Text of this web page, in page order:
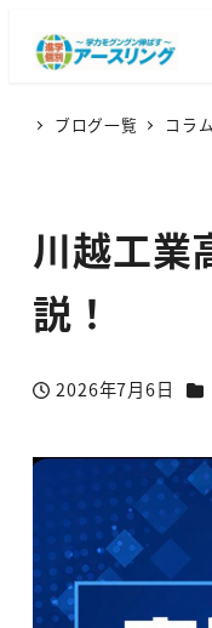
ブログ一覧 コラム
川越工業
説！
投稿日
2026年7月6日 カ